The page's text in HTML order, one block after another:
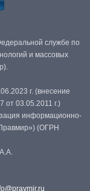
службе по
и массовых
г. (внесение
от 03.05.2011 г.)
информационно-
(ОГРН